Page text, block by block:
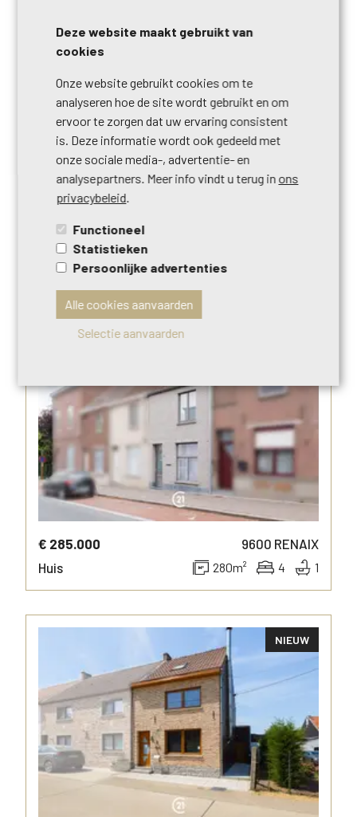
€ 349.000
Huis
MEER INFO
€ 285.000 9600 RENAIX
Huis
280m² 4 1
NIEUW
Deze website maakt gebruikt van
cookies
Onze website gebruikt cookies om te
analyseren hoe de site wordt gebruikt en om
ervoor te zorgen dat uw ervaring consistent
is. Deze informatie wordt ook gedeeld met
onze sociale media-, advertentie- en
analysepartners. Meer info vindt u terug in ons
privacybeleid
Functioneel
Statistieken
Persoonlijke advertenties
Alle cookies aanvaarden
Selectie aanvaarden